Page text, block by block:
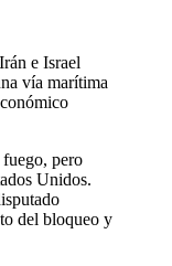
e Israel
vía marítima
fuego, pero
Unidos.
del bloqueo y